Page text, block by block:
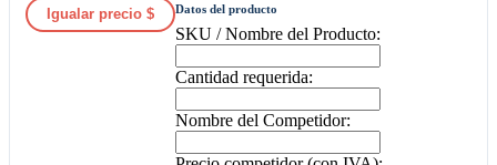
Igualar precio $ Datos del producto
SKU / Nombre del Producto:
Cantidad requerida:
Nombre del Competidor: